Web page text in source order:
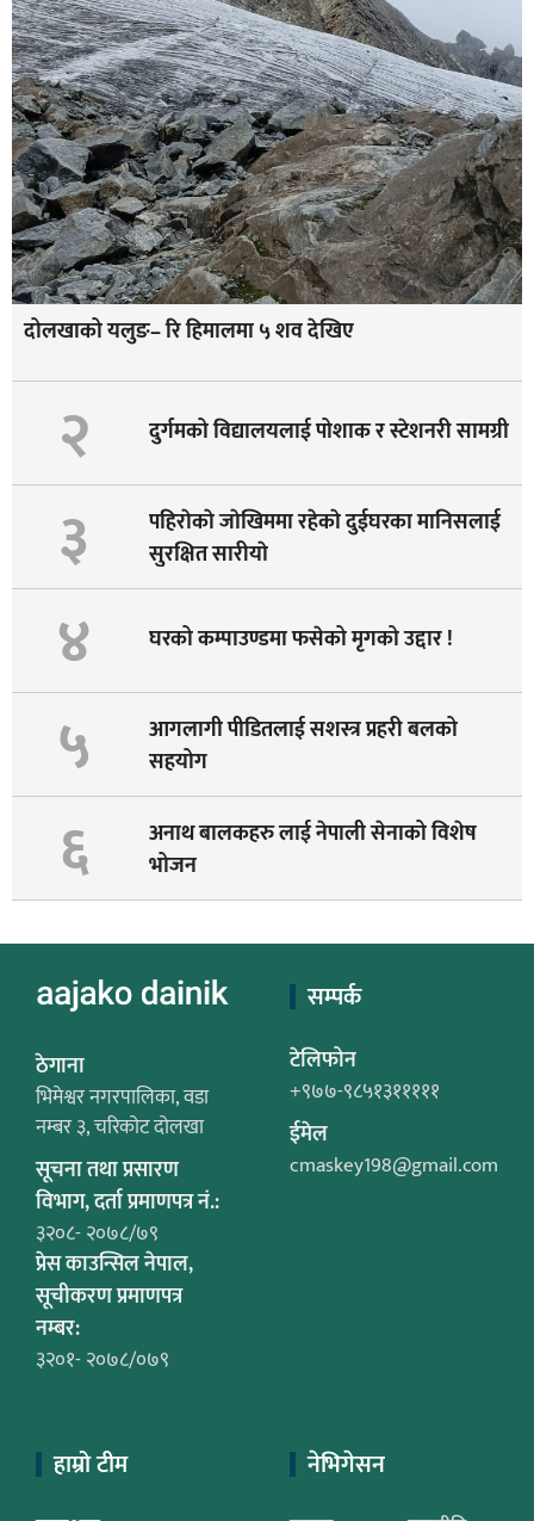
दोलखाको यलुङ– रि हिमालमा ५ शव देखिए
२ दुर्गमको विद्यालयलाई पोशाक र स्टेशनरी सामग्री
३
पहिराेकाे जाेखिममा रहेकाे दुईघरका मानिसलाई
सुरक्षित सारीयाे
४ घरको कम्पाउण्डमा फसेको मृगको उद्दार !
५
आगलागी पीडितलाई सशस्त्र प्रहरी बलको
सहयोग
६
अनाथ बालकहरु लाई नेपाली सेनाको विशेष
भोजन
ठेगाना
भिमेश्वर नगरपालिका, वडा
नम्बर ३, चरिकोट दोलखा
सूचना तथा प्रसारण
विभाग, दर्ता प्रमाणपत्र नं.:
३२०८- २०७८/७९
प्रेस काउन्सिल नेपाल,
सूचीकरण प्रमाणपत्र
नम्बर:
३२०१- २०७८/०७९
सम्पर्क
टेलिफोन
+९७७-९८५१३१११११
ईमेल
cmaskey198@gmail.com
हाम्रो टीम नेभिगेसन